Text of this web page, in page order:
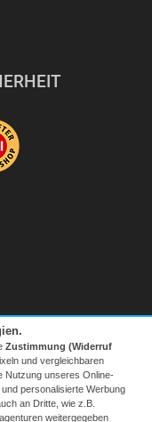
Zustimmung (Widerruf
und vergleichbaren
Nutzung unseres Online-
personalisierte Werbung
an Dritte, wie z.B.
weitergegeben